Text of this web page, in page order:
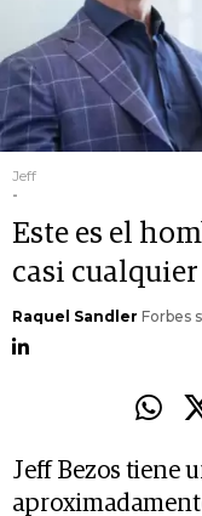
Jeff
-
Este es el
casi
Raquel Sandler Forbes
Jeff Bezos tiene